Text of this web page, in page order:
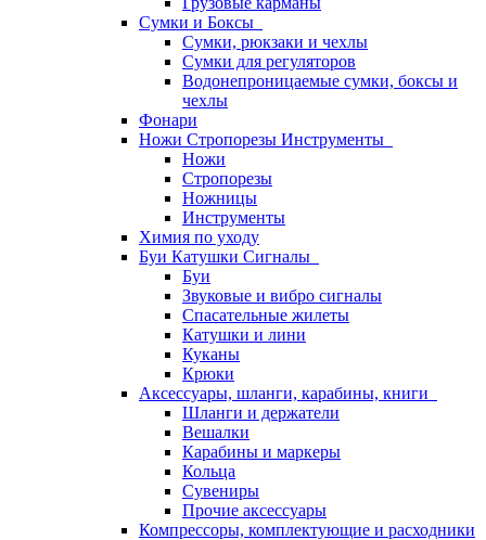
Сумки и Боксы
Сумки, рюкзаки и чехлы
Сумки для регуляторов
Водонепроницаемые сумки, боксы и
чехлы
Фонари
Ножи Стропорезы Инструменты
Ножи
Стропорезы
Ножницы
Инструменты
Химия по уходу
Буи Катушки Сигналы
Буи
Звуковые и вибро сигналы
Спасательные жилеты
Катушки и лини
Куканы
Крюки
Аксессуары, шланги, карабины, книги
Шланги и держатели
Вешалки
Карабины и маркеры
Кольца
Сувениры
Прочие аксессуары
Компрессоры, комплектующие и расходники